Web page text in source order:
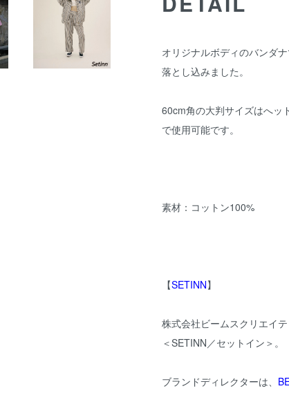
オリジナルボディのバンダ
落とし込みました。
60cm角の大判サイズはへッ
で使用可能です。
素材：コットン100%
【SETINN】
株式会社ビームスクリエイ
＜SETINN／セットイン＞。
ブランドディレクターは、